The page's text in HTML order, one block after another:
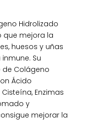
Hidrolizado
que mejora la
huesos y uñas
Su
de Colágeno
Ácido
Enzimas
y
mejorar la